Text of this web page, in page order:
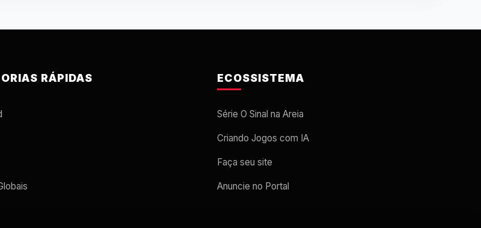
RÁPIDAS ECOSSISTEMA
Série O Sinal na Areia
Criando Jogos com IA
Faça seu site
Anuncie no Portal